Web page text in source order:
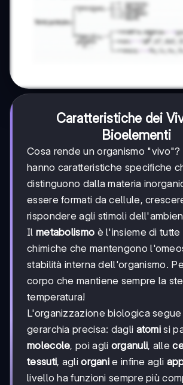
Caratteristiche dei
Bioelementi
Cosa rende un organismo
hanno caratteristiche specifiche
distinguono dalla materia
essere formati da cellule,
rispondere agli stimoli
Il metabolismo è l'insieme di
chimiche che mantengono
stabilità interna dell'organismo.
corpo che mantiene sempre la
temperatura!
L'organizzazione biologica segue
gerarchia precisa: dagli atomi si
molecole, poi agli organuli, alle
tessuti, agliorgani e infine agli
livello ha funzioni sempre più